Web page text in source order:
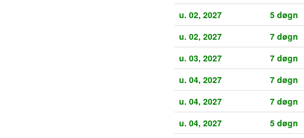
u. 02, 2027
5 døgn
u. 02, 2027
7 døgn
u. 03, 2027
7 døgn
u. 04, 2027
7 døgn
u. 04, 2027
7 døgn
u. 04, 2027
5 døgn